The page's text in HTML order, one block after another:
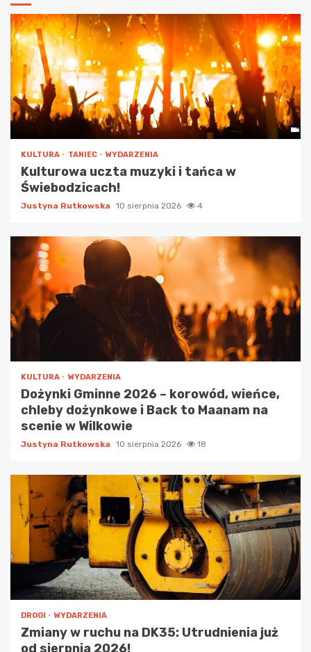
KULTURA TANIEC WYDARZENIA
Kulturowa uczta muzyki i tańca w
Świebodzicach!
Justyna Rutkowska 10 sierpnia 2026 4
KULTURA WYDARZENIA
Dożynki Gminne 2026 – korowód, wieńce,
chleby dożynkowe i Back to Maanam na
scenie w Wilkowie
Justyna Rutkowska 10 sierpnia 2026 18
DROGI WYDARZENIA
Zmiany w ruchu na DK35: Utrudnienia już
od sierpnia 2026!